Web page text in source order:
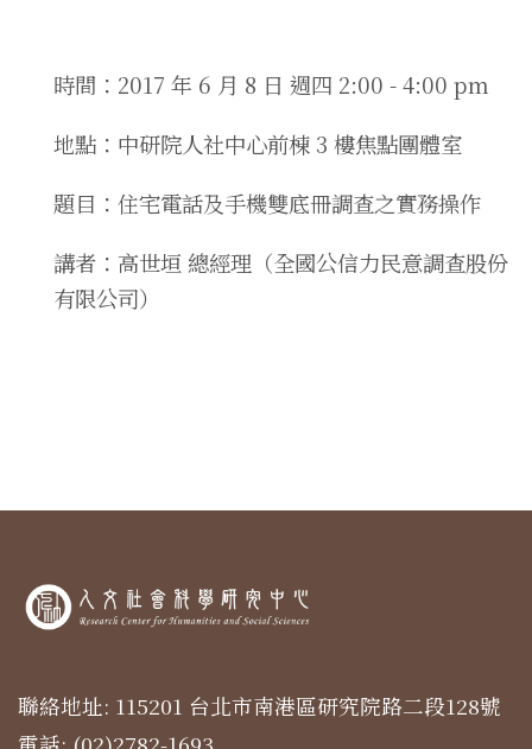
時間：2017 年 6 月 8 日 週四 2:00 - 4:00 pm
地點：中研院人社中心前棟 3 樓焦點團體室
題目：住宅電話及手機雙底冊調查之實務操作
講者：高世垣 總經理（全國公信力民意調查股份
有限公司）
聯絡地址: 115201 台北市南港區研究院路二段128號